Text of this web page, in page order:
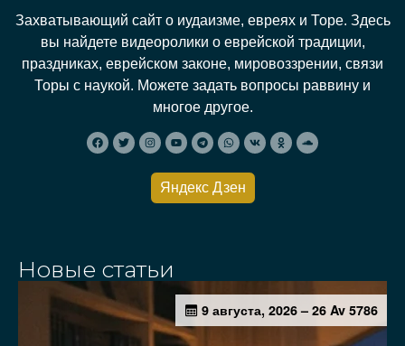
Захватывающий сайт о иудаизме, евреях и Торе. Здесь
вы найдете видеоролики о еврейской традиции,
праздниках, еврейском законе, мировоззрении, связи
Торы с наукой. Можете задать вопросы раввину и
многое другое.
Яндекс Дзен
Новые статьи